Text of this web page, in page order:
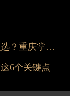
2026最大火锅底料厂家怎么选？重庆掌邦给答案
6个关键点